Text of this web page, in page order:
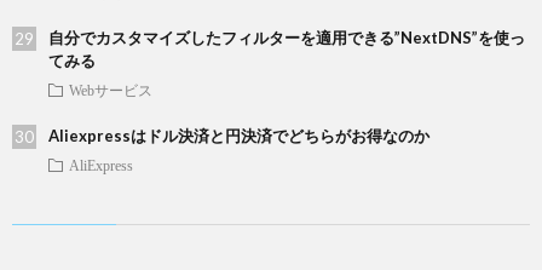
自分でカスタマイズしたフィルターを適用できる”NextDNS”を使っ
てみる
Webサービス
Aliexpressはドル決済と円決済でどちらがお得なのか
AliExpress